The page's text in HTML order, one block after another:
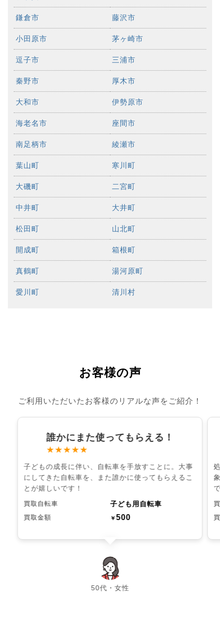
鎌倉市 藤沢市
小田原市 茅ヶ崎市
逗子市 三浦市
秦野市 厚木市
大和市 伊勢原市
海老名市 座間市
南足柄市 綾瀬市
葉山町 寒川町
大磯町 二宮町
中井町 大井町
松田町 山北町
開成町 箱根町
真鶴町 湯河原町
愛川町 清川村
お客様の声
ご利用いただいたお客様のリアルな声をご紹介！
誰かにまた使ってもらえる！
★★★★★
子どもの成長に伴い、自転車を手放すことに。大事
にしてきた自転車を、また誰かに使ってもらえるこ
とが嬉しいです！
買取自転車 子ども用自転車
買取金額 ￥500
50代・女性
chevron_left chevron_right